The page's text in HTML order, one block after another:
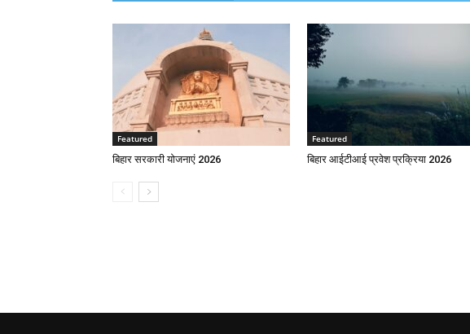
Featured
बिहार सरकारी योजनाएं 2026
Featured
बिहार आईटीआई प्रवेश प्रक्रिया 2026